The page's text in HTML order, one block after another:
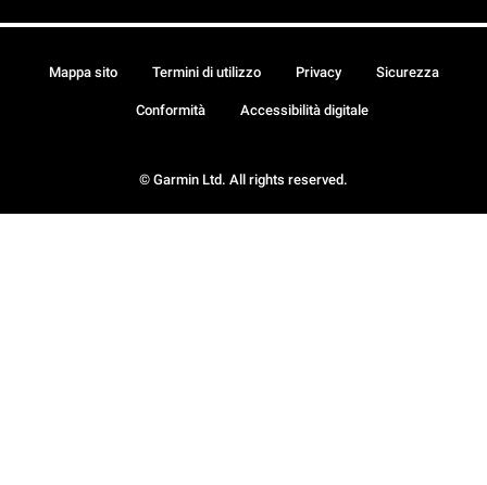
© Garmin Ltd. All rights reserved.
Mappa sito Termini di utilizzo Privacy Sicurezza
Conformità Accessibilità digitale